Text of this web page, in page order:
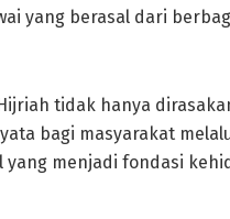
yang berasal dari
tidak hanya
bagi masyarakat
menjadi fondasi